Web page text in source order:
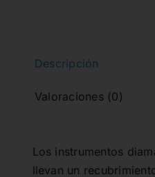
Descripción
Valoraciones (0)
Los instrumentos
llevan un